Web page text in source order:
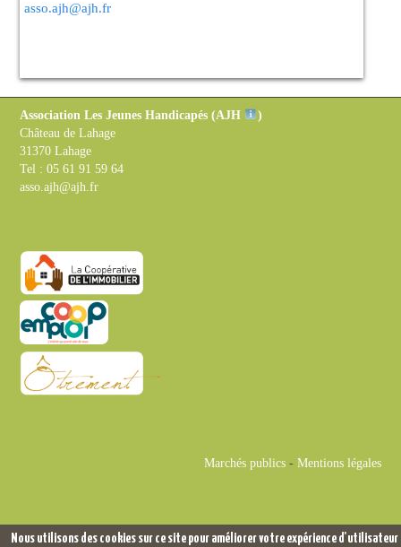
asso.ajh@ajh.fr
Association Les Jeunes Handicapés (AJH
)
Château de Lahage
31370 Lahage
Tel : 05 61 91 59 64
asso.ajh@ajh.fr
Marchés publics- Mentions légales
Nous utilisons des cookies sur ce site pour améliorer votre expérience d'utilisateur